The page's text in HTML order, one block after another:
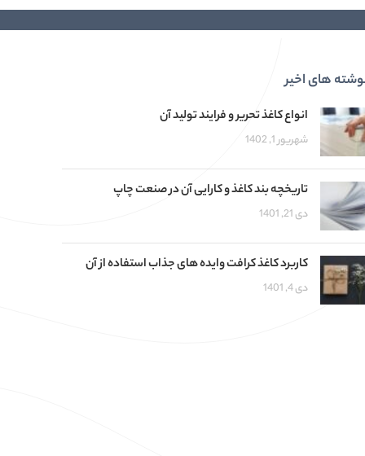
های اخیر
انواع کاغذ تحریر و فرایند تولید آن
شهریور 1, 1402
تاریخچه بند کاغذ و کارایی آن در صنعت چاپ
دی 21, 1401
کاربرد کاغذ کرافت وایده های جذاب استفاده از آن
دی 4, 1401